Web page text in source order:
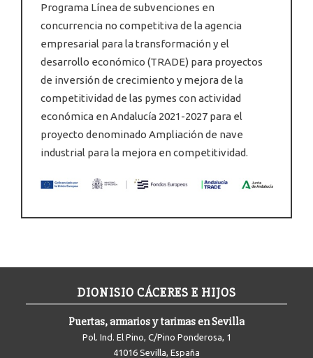
Programa Línea de subvenciones en
concurrencia no competitiva de la agencia
empresarial para la transformación y el
desarrollo económico (TRADE) para proyectos
de inversión de crecimiento y mejora de la
competitividad de las pymes con actividad
económica en Andalucía 2021-2027 para el
proyecto denominado Ampliación de nave
industrial para la mejora en competitividad.
DIONISIO CÁCERES E HIJOS
Puertas, armarios y tarimas en Sevilla
Pol. Ind. El Pino, C/Pino Ponderosa, 1
41016 Sevilla, España